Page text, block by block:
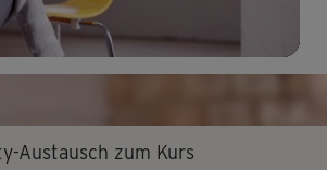
Austausch zum Kurs